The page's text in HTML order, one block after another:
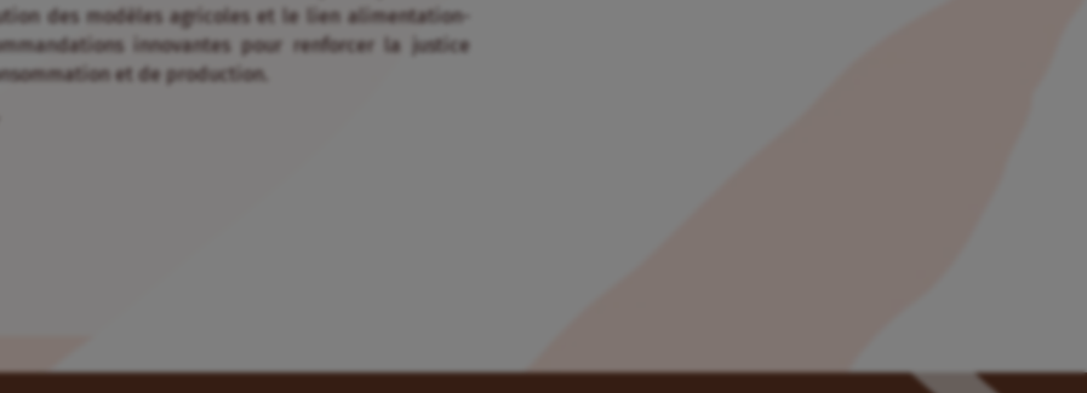
des modèles agricoles et le lien alimentation-
innovantes pour renforcer la justice
et de production.